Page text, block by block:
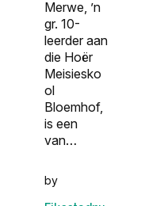
Merwe, ’n
gr. 10-
leerder aan
die Hoër
Meisiesko
ol
Bloemhof,
is een
van…
by